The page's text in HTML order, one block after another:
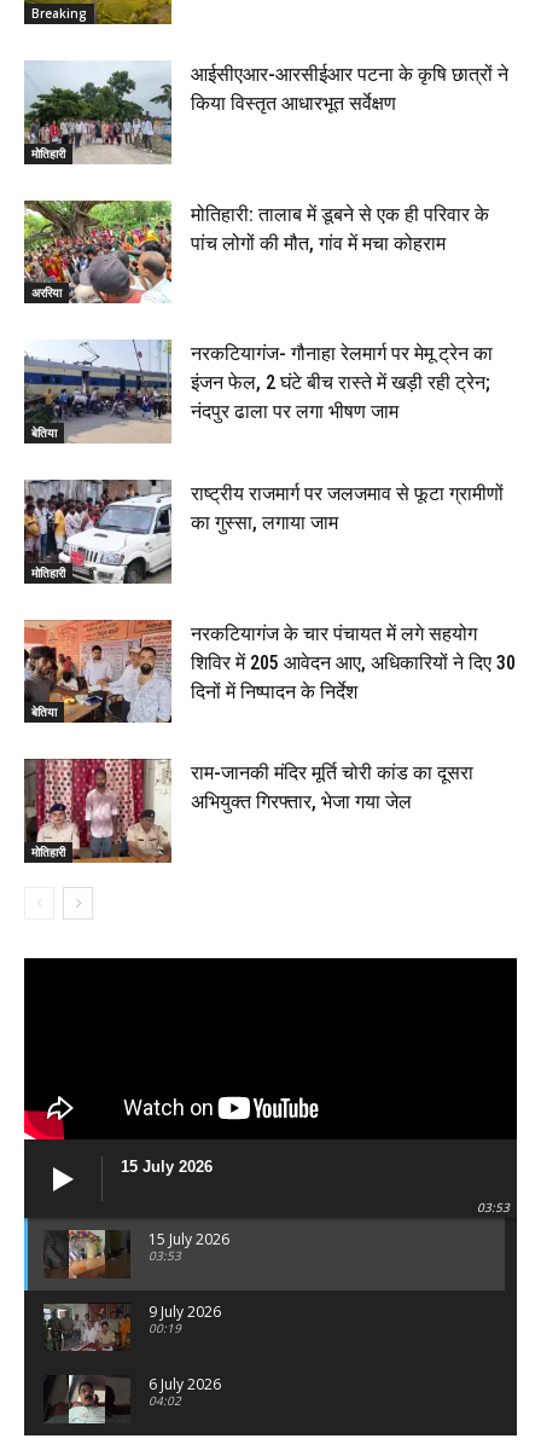
Breaking
मोतिहारी
आईसीएआर-आरसीईआर पटना के कृषि छात्रों ने
किया विस्तृत आधारभूत सर्वेक्षण
अररिया
मोतिहारी: तालाब में डूबने से एक ही परिवार के
पांच लोगों की मौत, गांव में मचा कोहराम
बेतिया
नरकटियागंज- गौनाहा रेलमार्ग पर मेमू ट्रेन का
इंजन फेल, 2 घंटे बीच रास्ते में खड़ी रही ट्रेन;
नंदपुर ढाला पर लगा भीषण जाम
मोतिहारी
राष्ट्रीय राजमार्ग पर जलजमाव से फूटा ग्रामीणों
का गुस्सा, लगाया जाम
बेतिया
नरकटियागंज के चार पंचायत में लगे सहयोग
शिविर में 205 आवेदन आए, अधिकारियों ने दिए 30
दिनों में निष्पादन के निर्देश
मोतिहारी
राम-जानकी मंदिर मूर्ति चोरी कांड का दूसरा
अभियुक्त गिरफ्तार, भेजा गया जेल
15 July 2026
03:53
15 July 2026
03:53
9 July 2026
00:19
6 July 2026
04:02